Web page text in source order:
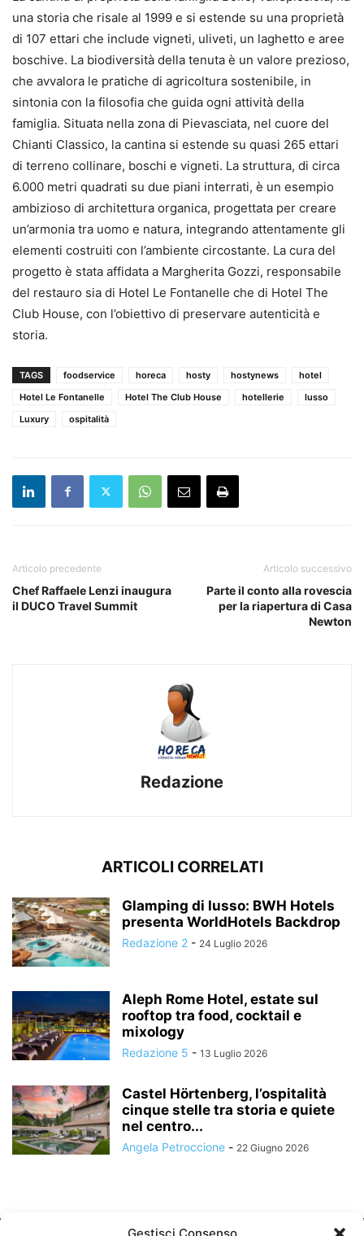
una storia che risale al 1999 e si estende su una proprietà
di 107 ettari che include vigneti, uliveti, un laghetto e aree
boschive. La biodiversità della tenuta è un valore prezioso,
che avvalora le pratiche di agricoltura sostenibile, in
sintonia con la filosofia che guida ogni attività della
famiglia. Situata nella zona di Pievasciata, nel cuore del
Chianti Classico, la cantina si estende su quasi 265 ettari
di terreno collinare, boschi e vigneti. La struttura, di circa
6.000 metri quadrati su due piani interrati, è un esempio
ambizioso di architettura organica, progettata per creare
un’armonia tra uomo e natura, integrando attentamente gli
elementi costruiti con l’ambiente circostante. La cura del
progetto è stata affidata a Margherita Gozzi, responsabile
del restauro sia di Hotel Le Fontanelle che di Hotel The
Club House, con l’obiettivo di preservare autenticità e
storia.
TAGS foodservice horeca hosty hostynews
hotel
Hotel Le Fontanelle
Hotel The Club House hotellerie
lusso
Luxury
ospitalità
Articolo precedente
Chef Raffaele Lenzi inaugura
il DUCO Travel Summit
Articolo successivo
Parte il conto alla rovescia
per la riapertura di Casa
Newton
Redazione
ARTICOLI CORRELATI
Glamping di lusso: BWH Hotels
presenta WorldHotels Backdrop
Redazione 2 - 24 Luglio 2026
Aleph Rome Hotel, estate sul
rooftop tra food, cocktail e
mixology
Redazione 5 - 13 Luglio 2026
Castel Hörtenberg, l’ospitalità
cinque stelle tra storia e quiete
nel centro...
Angela Petroccione - 22 Giugno 2026